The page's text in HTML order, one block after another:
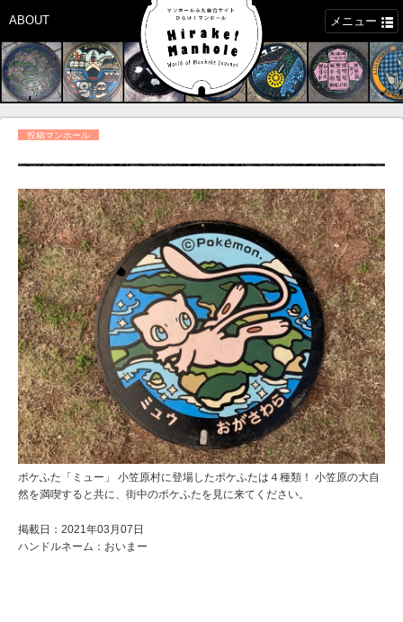
ABOUT メニュー
投稿マンホール
ポケふた「ミュー」 小笠原村に登場したポケふたは４種類！ 小笠原の大自
然を満喫すると共に、街中のポケふたを見に来てください。
掲載日：2021年03月07日
ハンドルネーム：おいまー